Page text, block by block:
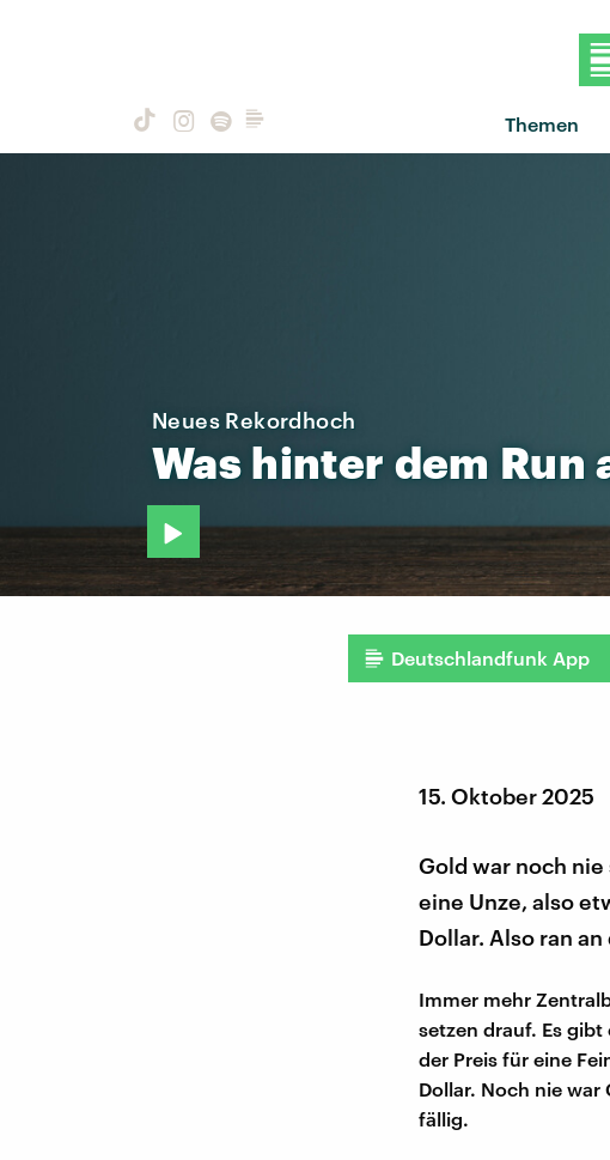
Themen
Neues Rekordhoch
Was hinter dem Run
Deutschlandfunk App
15. Oktober 2025
Gold war noch
eine Unze, also
Dollar. Also ran
Immer mehr
setzen drauf. Es
der Preis für eine
Dollar. Noch nie war
fällig.